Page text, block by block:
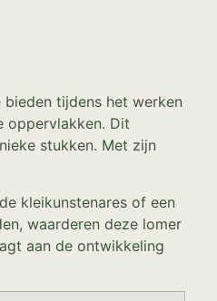
tijdens het werken
oppervlakken. Dit
stukken. Met zijn
kleikunstenares of een
waarderen deze lomer
aan de ontwikkeling